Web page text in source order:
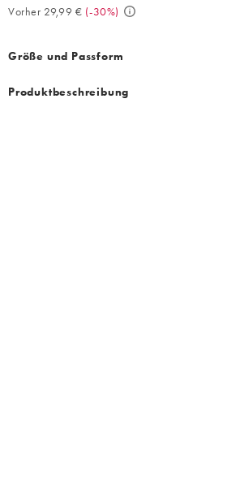
Vorher 29,99 € (-30%)
Größe und Passform
Produktbeschreibung